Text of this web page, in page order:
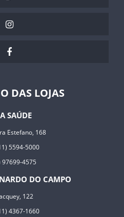
DAS LOJAS
SAÚDE
Estefano, 168
5594-5000
4575
DO CAMPO
122
4367-1660